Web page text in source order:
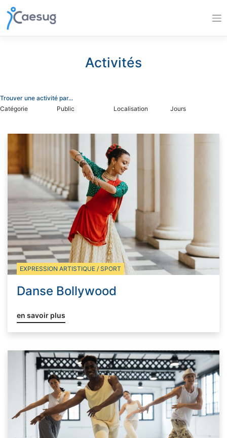
content
Activités
Trouver une activité par...
Catégorie
Public Localisation Jours
EXPRESSION ARTISTIQUE / SPORT
Danse Bollywood
en savoir plus